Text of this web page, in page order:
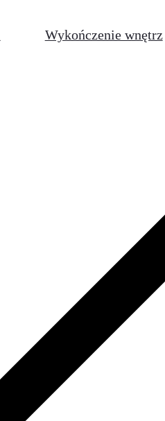
Wykończenie wnętrz